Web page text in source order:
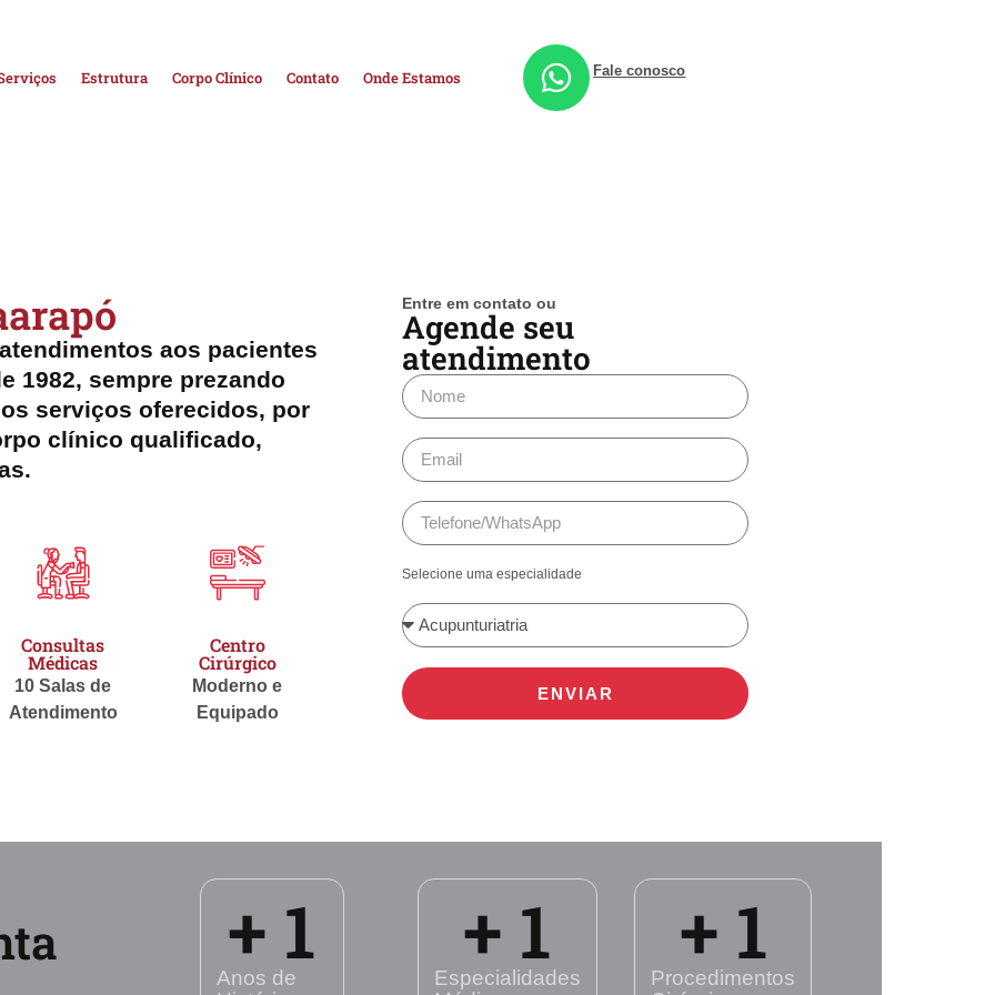
Estrutura Corpo Clínico Contato Onde Estamos Fale conosco
aos pacientes
1982, sempre prezando
serviços oferecidos, por
clínico qualificado,
Consultas
Médicas
10 Salas de
Atendimento
Centro
Cirúrgico
Moderno e
Equipado
Entre em contato ou
Agende seu
atendimento
Selecione uma especialidade
ENVIAR
Anos de
+ 1
Especialidades
+ 1
Procedimentos
+ 1